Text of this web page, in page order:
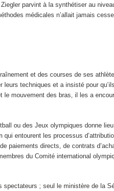
parvint à la synthétiser au
médicales n’allait jamais
et des courses de ses
techniques et a insisté pour
le mouvement des bras, il les a
ou des Jeux olympiques donne
entourent les processus
paiements directs, de contrats
du Comité international
; seul le ministère de la